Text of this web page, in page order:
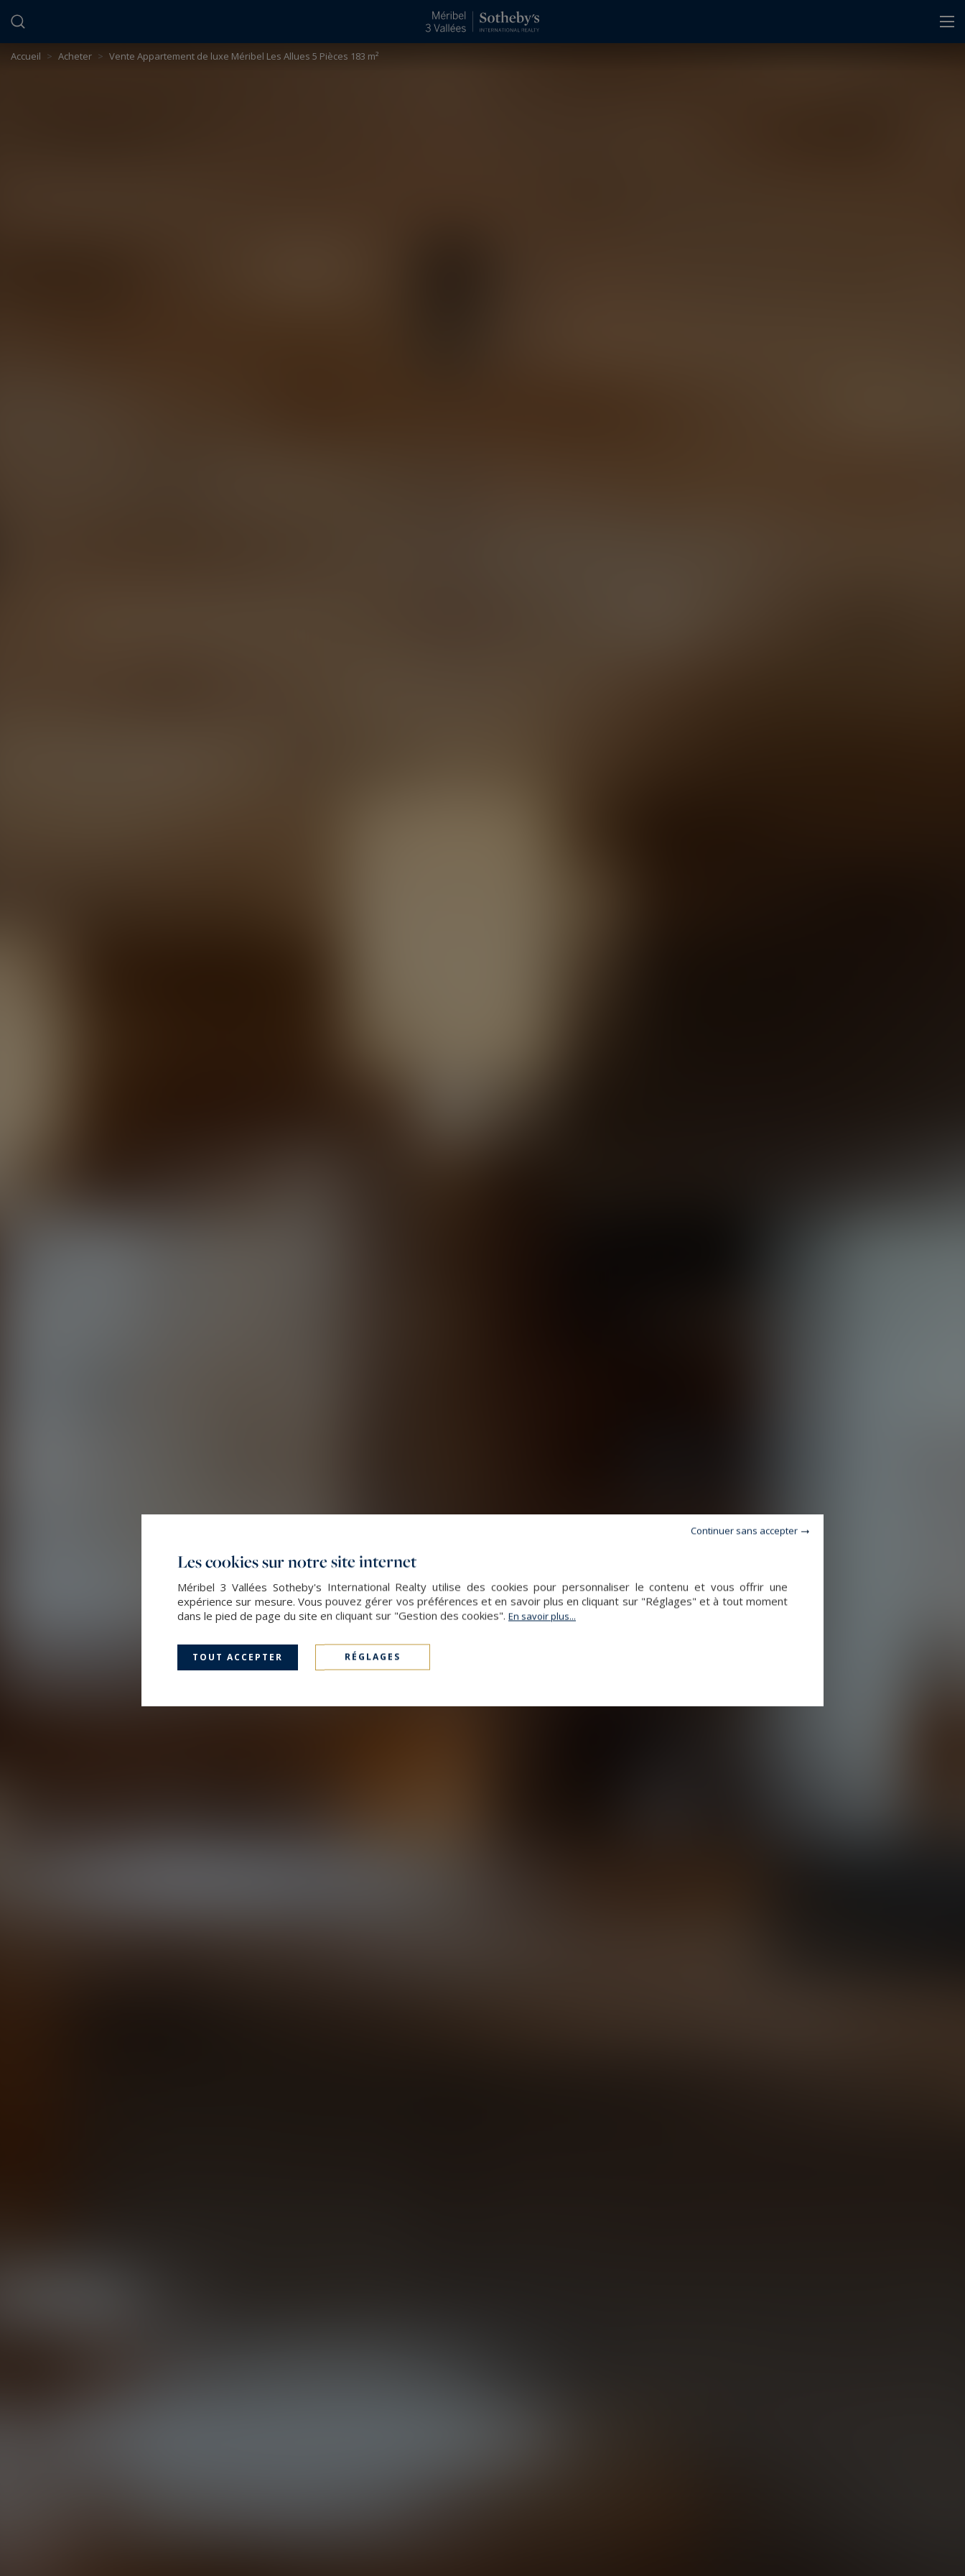
Accueil > Acheter > Vente Appartement de luxe Méribel Les Allues 5 Pièces 183 m²
Les cookies sur notre site internet
Méribel 3 Vallées Sotheby's International Realty utilise des cookies pour personnaliser le contenu et vous offrir une
expérience sur mesure. Vous pouvez gérer vos préférences et en savoir plus en cliquant sur "Réglages" et à tout moment
dans le pied de page du site en cliquant sur "Gestion des cookies". En savoir plus...
TOUT ACCEPTER RÉGLAGES
Continuer sans accepter